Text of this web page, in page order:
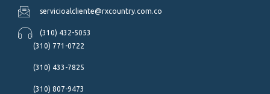
servicioalcliente@rxcountry.com.co
(310) 432-5053
(310) 771-0722
(310) 433-7825
(310) 807-9473